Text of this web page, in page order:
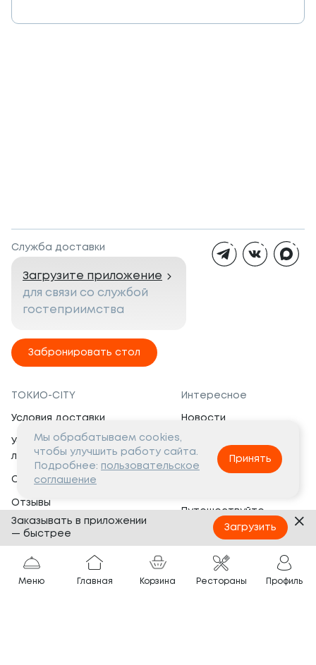
Служба доставки
Загрузите приложение
для связи со службой
гостеприимства
Забронировать стол
ТОКИО-CITY
Условия доставки
Условия программы
лояльности
Сертификаты
Отзывы
Банкеты
Вопросы и ответы
Интересное
Новости
Вакансии
Социальная жизнь
Путешествуйте
с ТОКИО-CITY
Партнёрам
Франшиза
Меню Главная Корзина Рестораны Профиль
Мы обрабатываем cookies,
чтобы улучшить работу сайта.
Подробнее: пользовательское
соглашение
Принять
Заказывать в приложении
— быстрее
Загрузить